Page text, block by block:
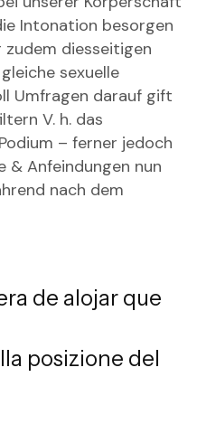
Intonation besorgen
diesseitigen
sexuelle
Umfragen darauf gift
V. h. das
– ferner jedoch
& Anfeindungen nun
nach dem
de alojar que
posizione del